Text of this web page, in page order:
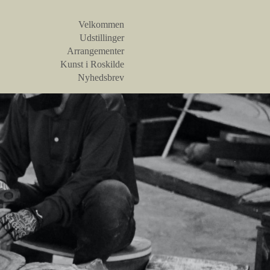
Velkommen
Udstillinger
Arrangementer
Kunst i Roskilde
Nyhedsbrev